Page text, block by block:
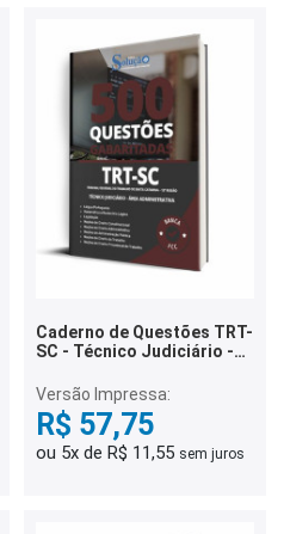
Caderno de Questões TRT-
SC - Técnico Judiciário -
Questões Gabaritadas
Versão Impressa:
R$ 57,75
ou 5x de R$ 11,55 sem juros